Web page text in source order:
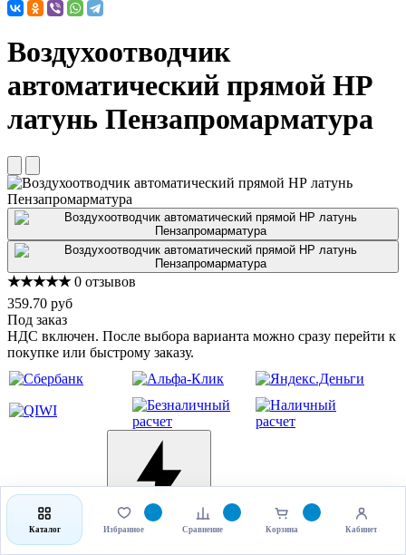
Воздухоотводчик
автоматический прямой НР
латунь Пензапромарматура
★★★★★ 0 отзывов
359.70 руб
Под заказ
НДС включен. После выбора варианта можно сразу перейти к
покупке или быстрому заказу.
Выбрать товар
Купить в 1 клик
Каталог Избранное Сравнение Корзина Кабинет